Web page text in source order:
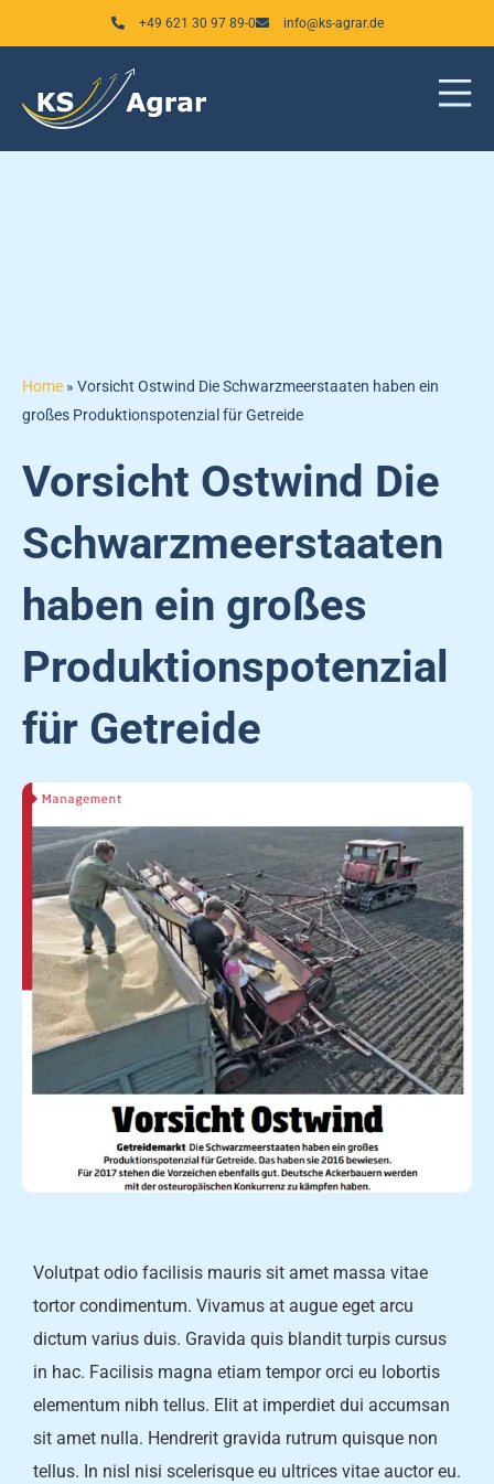
Inhalt
+49 621 30 97 89-0 info@ks-agrar.de
Home » Vorsicht Ostwind Die Schwarzmeerstaaten haben ein
großes Produktionspotenzial für Getreide
Vorsicht Ostwind Die
Schwarzmeerstaaten
haben ein großes
Produktionspotenzial
für Getreide
Volutpat odio facilisis mauris sit amet massa vitae
tortor condimentum. Vivamus at augue eget arcu
dictum varius duis. Gravida quis blandit turpis cursus
in hac. Facilisis magna etiam tempor orci eu lobortis
elementum nibh tellus. Elit at imperdiet dui accumsan
sit amet nulla. Hendrerit gravida rutrum quisque non
tellus. In nisl nisi scelerisque eu ultrices vitae auctor eu.